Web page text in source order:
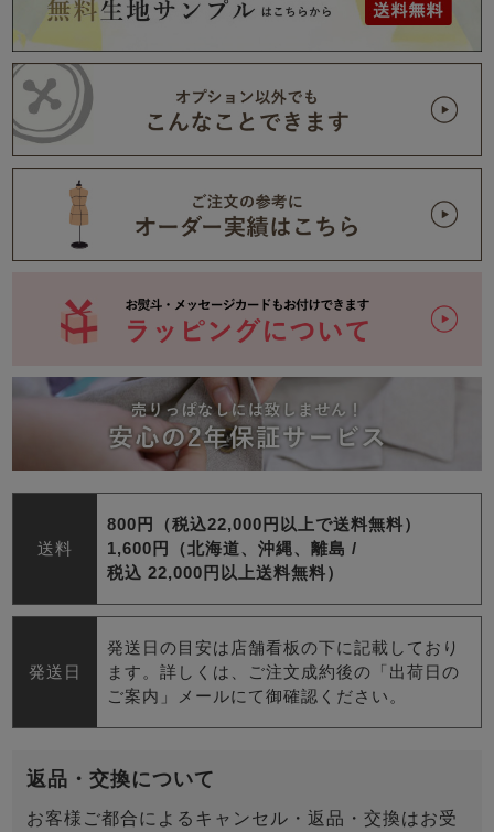
送料
800円（税込22,000円以上で送料無料）
1,600円（北海道、沖縄、離島 /
税込 22,000円以上送料無料）
発送日
発送日の目安は店舗看板の下に記載しており
ます。詳しくは、ご注文成約後の「出荷日の
ご案内」メールにて御確認ください。
返品・交換について
お客様ご都合によるキャンセル・返品・交換はお受